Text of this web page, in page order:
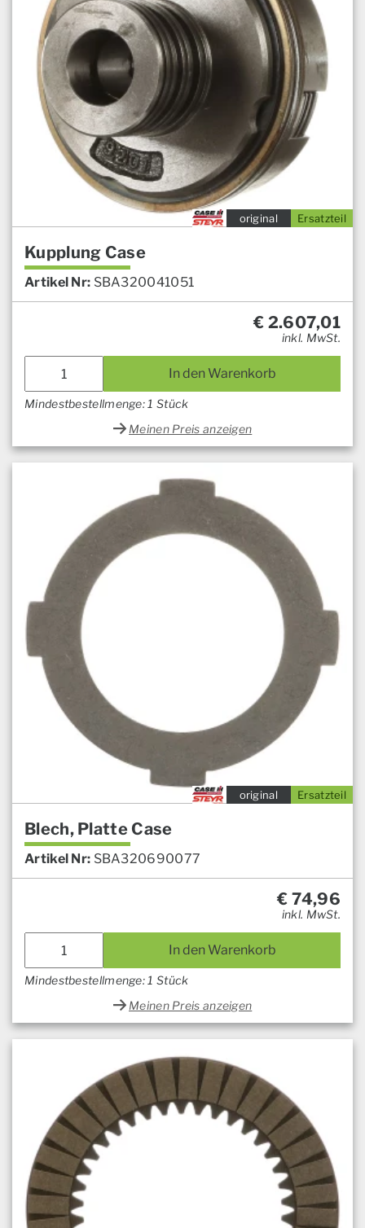
Ersatzteil
original
Kupplung Case
Artikel Nr: SBA320041051
€ 2.607,01
inkl. MwSt.
In den Warenkorb
Mindestbestellmenge: 1 Stück
Meinen Preis anzeigen
Ersatzteil
original
Blech, Platte Case
Artikel Nr: SBA320690077
€ 74,96
inkl. MwSt.
In den Warenkorb
Mindestbestellmenge: 1 Stück
Meinen Preis anzeigen